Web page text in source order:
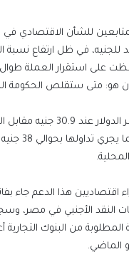
للشأن الاقتصادي
للجنيه، في ظل ارتفاع نسبة
على استقرار العملة
هو: متى ستقلص الحكومة
حيث استقر سعر الدولار
لعدة
هذا الدعم جاء
النقد الأجنبي في مصر،
المطلوبة من البنوك
الماضي.